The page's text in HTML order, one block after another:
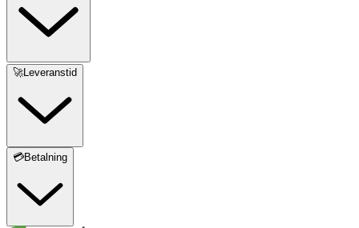
🚀Leveranstid
💳Betalning